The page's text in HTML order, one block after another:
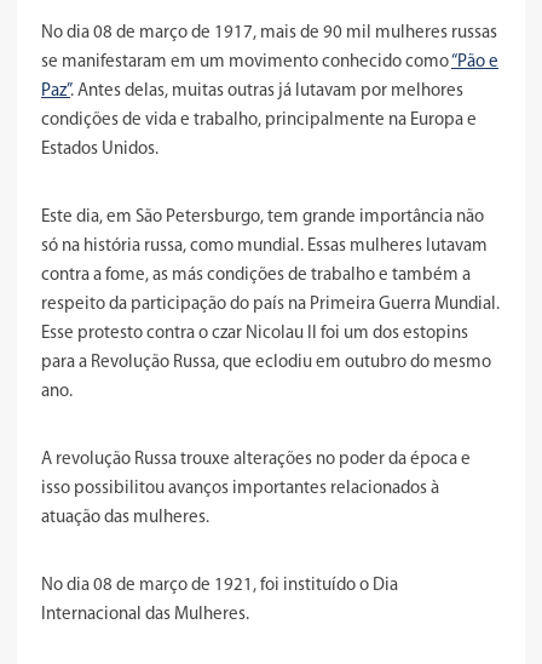
No dia 08 de março de 1917, mais de 90 mil mulheres russas
se manifestaram em um movimento conhecido como“Pão e
Paz”. Antes delas, muitas outras já lutavam por melhores
condições de vida e trabalho, principalmente na Europa e
Estados Unidos.
Este dia, em São Petersburgo, tem grande importância não
só na história russa, como mundial. Essas mulheres lutavam
contra a fome, as más condições de trabalho e também a
respeito da participação do país na Primeira Guerra Mundial.
Esse protesto contra o czar Nicolau II foi um dos estopins
para a Revolução Russa, que eclodiu em outubro do mesmo
ano.
A revolução Russa trouxe alterações no poder da época e
isso possibilitou avanços importantes relacionados à
atuação das mulheres.
No dia 08 de março de 1921, foi instituído o Dia
Internacional das Mulheres.